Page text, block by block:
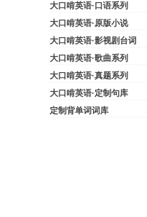
大口啃英语·口语系列
大口啃英语·原版小说
大口啃英语·影视剧台词
大口啃英语·歌曲系列
大口啃英语·真题系列
大口啃英语·定制句库
定制背单词词库
首页 >> 学习模范